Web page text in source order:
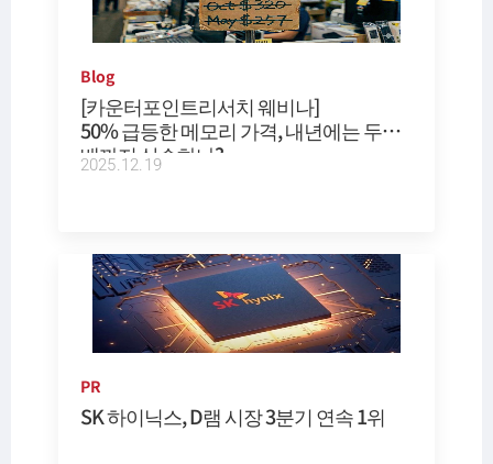
Blog
[카운터포인트리서치 웨비나]
50% 급등한 메모리 가격, 내년에는 두
배까지 상승하나?
2025.12.19
PR
SK 하이닉스, D램 시장 3분기 연속 1위